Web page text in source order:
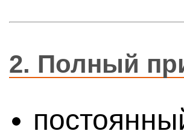
2. Полный